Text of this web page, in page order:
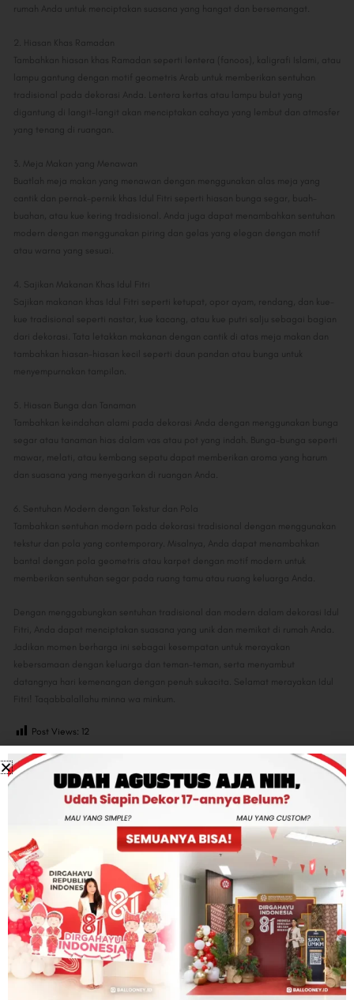
rumah Anda untuk menciptakan suasana yang hangat dan bersemangat.
2. Hiasan Khas Ramadan
Tambahkan hiasan khas Ramadan seperti lentera (fanoos), kaligrafi Islami, atau
lampu gantung dengan motif geometris Arab untuk memberikan sentuhan
tradisional pada dekorasi Anda. Lentera kertas atau lampu bulat yang
digantung di langit-langit akan menciptakan cahaya yang lembut dan atmosfer
yang tenang di ruangan.
3. Meja Makan yang Menawan
Buatlah meja makan yang menawan dengan menggunakan alas meja yang
cantik dan pernak-pernik khas Idul Fitri seperti hiasan bunga segar, buah-
buahan, atau kue kering tradisional. Anda juga dapat menambahkan sentuhan
modern dengan menggunakan piring dan gelas yang elegan dengan motif
atau warna yang sesuai.
4. Sajikan Makanan Khas Idul Fitri
Sajikan makanan khas Idul Fitri seperti ketupat, opor ayam, rendang, dan kue-
kue tradisional seperti nastar, kue kacang, atau kue putri salju sebagai bagian
dari dekorasi. Tata letakkan makanan dengan cantik di atas meja makan dan
tambahkan hiasan-hiasan kecil seperti daun pandan atau bunga untuk
menyempurnakan tampilan.
5. Hiasan Bunga dan Tanaman
Tambahkan keindahan alami pada dekorasi Anda dengan menggunakan bunga
segar atau tanaman hias dalam vas atau pot yang indah. Bunga-bunga seperti
mawar, melati, atau kembang sepatu dapat memberikan aroma yang harum
dan suasana yang menyegarkan di ruangan Anda.
6. Sentuhan Modern dengan Tekstur dan Pola
Tambahkan sentuhan modern pada dekorasi tradisional dengan menggunakan
tekstur dan pola yang contemporary. Misalnya, Anda dapat menambahkan
bantal dengan pola geometris atau karpet dengan motif modern untuk
memberikan sentuhan segar pada ruang tamu atau ruang keluarga Anda.
Dengan menggabungkan sentuhan tradisional dan modern dalam dekorasi Idul
Fitri, Anda dapat menciptakan suasana yang unik dan memikat di rumah Anda.
Jadikan momen berharga ini sebagai kesempatan untuk merayakan
kebersamaan dengan keluarga dan teman-teman, serta menyambut
datangnya hari kemenangan dengan penuh sukacita. Selamat merayakan Idul
Fitri! Taqabbalallahu minna wa minkum.
Post Views: 12
Share:
Leave a Comment
Your email address will not be published. Required fields are marked*
Type
here..